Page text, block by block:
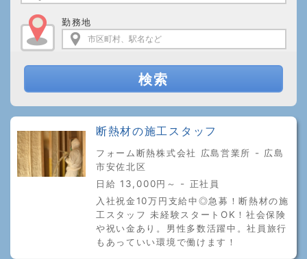
勤務地
検索
断熱材の施工スタッフ
フォーム断熱株式会社 広島営業所 - 広島
市安佐北区
日給 13,000円～ - 正社員
入社祝金10万円支給中◎急募！断熱材の施
工スタッフ 未経験スタートOK！社会保険
や祝い金あり。男性多数活躍中。社員旅行
もあっていい環境で働けます！